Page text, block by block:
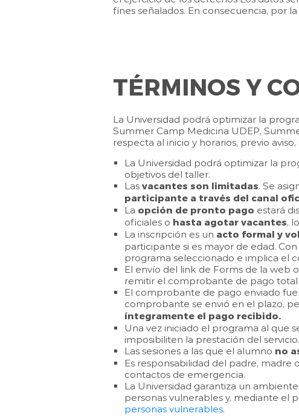
fines señalados. En consecuencia, por
TÉRMINOS Y
La Universidad podrá optimizar la
Summer Camp Medicina UDEP,
respecta al inicio y horarios, previo
La Universidad podrá optimizar la
objetivos del taller.
Las vacantes son limitadas. Se
participante a través del canal
La opción de pronto pago estará
oficiales o hasta agotar vacantes,
La inscripción es un acto formal y
participante si es mayor de edad.
programa seleccionado e implica el
El envío del link de Forms de la web
remitir el comprobante de pago
El comprobante de pago enviado
comprobante se envió en el plazo,
íntegramente el pago recibido.
Una vez iniciado el programa al que
imposibiliten la prestación del
Las sesiones a las que el alumno no
Es responsabilidad del padre,
contactos de emergencia.
La Universidad garantiza un
personas vulnerables y, mediante el
personas vulnerables.